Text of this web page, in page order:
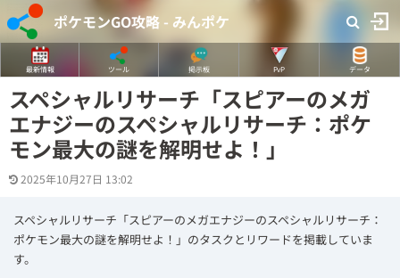
ポケモンGO攻略 - みんポケ
最新情報 ツール 掲示板 PvP データ
スペシャルリサーチ「スピアーのメガ
エナジーのスペシャルリサーチ：ポケ
モン最大の謎を解明せよ！」
2025年10月27日 13:02
スペシャルリサーチ「スピアーのメガエナジーのスペシャルリサーチ：
ポケモン最大の謎を解明せよ！」のタスクとリワードを掲載していま
す。